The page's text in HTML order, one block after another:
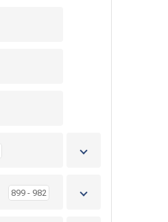
899 - 982